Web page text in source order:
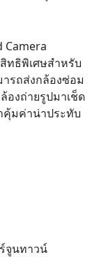
Camera
ทธิพิเศษสำหรับ
รถส่งกล้องซ่อม
องถ่ายรูปมาเช็ด
คุ้มค่าน่าประทับ
จูนทาวน์